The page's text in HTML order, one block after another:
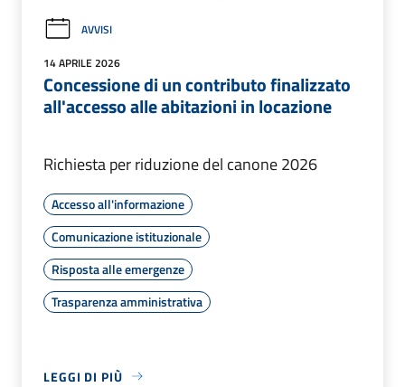
AVVISI
14 APRILE 2026
Concessione di un contributo finalizzato
all'accesso alle abitazioni in locazione
Richiesta per riduzione del canone 2026
Accesso all'informazione
Comunicazione istituzionale
Risposta alle emergenze
Trasparenza amministrativa
LEGGI DI PIÙ